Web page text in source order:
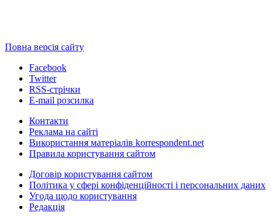
Повна версія сайту
Facebook
Twitter
RSS-стрічки
E-mail розсилка
Контакти
Реклама на сайті
Використання матеріалів korrespondent.net
Правила користування сайтом
Договір користування сайтом
Політика у сфері конфіденційності і персональних даних
Угода щодо користування
Редакція